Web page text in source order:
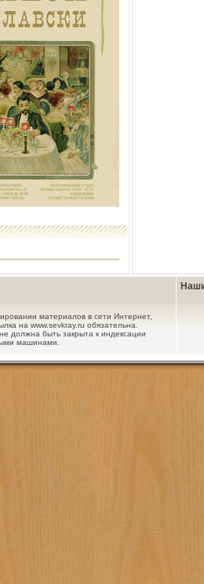
материалов в сети Интернет,
на www.sevkray.ru обязательна.
должна быть закрыта к индексации
машинами.